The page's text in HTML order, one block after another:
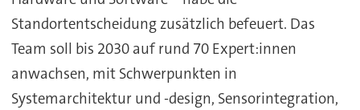
Standortentscheidung zusätzlich befeuert. Das
Team soll bis 2030 auf rund 70 Expert:innen
anwachsen, mit Schwerpunkten in
Systemarchitektur und -design, Sensorintegration,